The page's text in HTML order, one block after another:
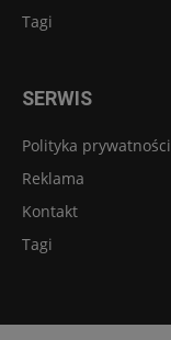
Tagi
SERWIS
Polityka prywatności
Reklama
Kontakt
Tagi